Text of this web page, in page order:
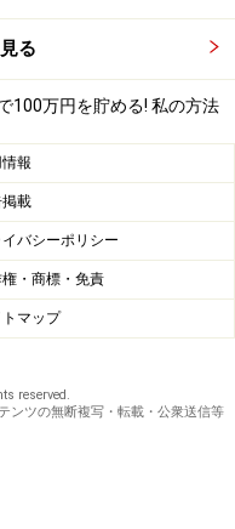
る
100万円を貯める! 私の方法
報
掲載
イバシーポリシー
・商標・免責
マップ
reserved.
ンツの無断複写・転載・公衆送信等